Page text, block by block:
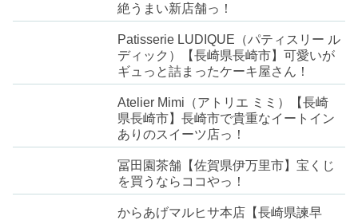
絶うまい新店舗っ！
Patisserie LUDIQUE（パティスリー ル
ディック）【長崎県長崎市】可愛いが
ギュっと詰まったケーキ屋さん！
Atelier Mimi（アトリエ ミミ）【長崎
県長崎市】長崎市で貴重なイートイン
ありのスイーツ店っ！
冨田園茶舗【佐賀県伊万里市】宝くじ
を買うならココやっ！
からあげマルヒサ本店【長崎県諫早